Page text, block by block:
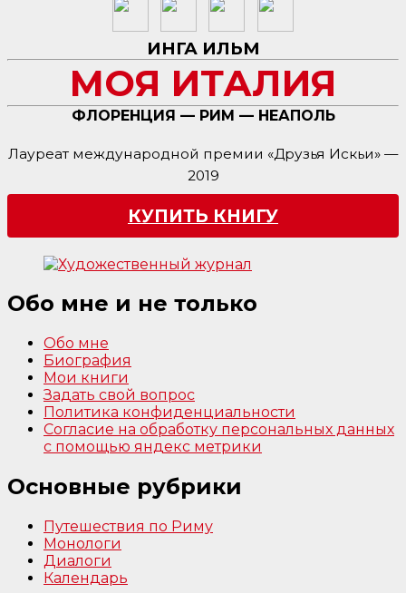
ИНГА ИЛЬМ
МОЯ ИТАЛИЯ
ФЛОРЕНЦИЯ — РИМ — НЕАПОЛЬ
Лауреат международной премии «Друзья Искьи» —
2019
КУПИТЬ КНИГУ
Обо мне и не только
Обо мне
Биография
Мои книги
Задать свой вопрос
Политика конфиденциальности
Согласие на обработку персональных данных
с помощью яндекс метрики
Основные рубрики
Путешествия по Риму
Монологи
Диалоги
Календарь